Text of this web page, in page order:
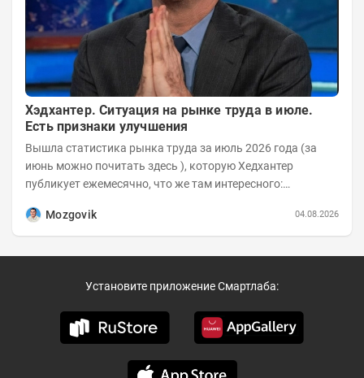
Хэдхантер. Ситуация на рынке труда в июле.
Есть признаки улучшения
Вышла статистика рынка труда за июль 2026 года (за
июнь можно почитать здесь ), которую Хедхантер
публикует ежемесячно, что же там интересного:
Mozgovik
04.08.2026
Установите приложение Смартлаба: